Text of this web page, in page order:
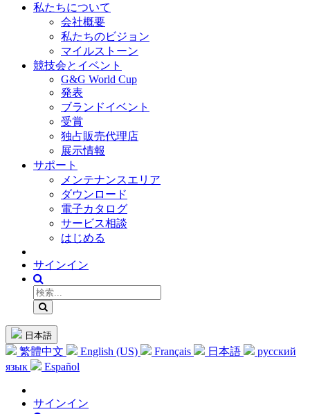
私たちについて
会社概要
私たちのビジョン
マイルストーン
競技会とイベント
G&G World Cup
発表
ブランドイベント
受賞
独占販売代理店
展示情報
サポート
メンテナンスエリア
ダウンロード
電子カタログ
サービス相談
はじめる
サインイン
日本語
繁體中文 English (US) Français 日本語
русский
язык
Español
サインイン